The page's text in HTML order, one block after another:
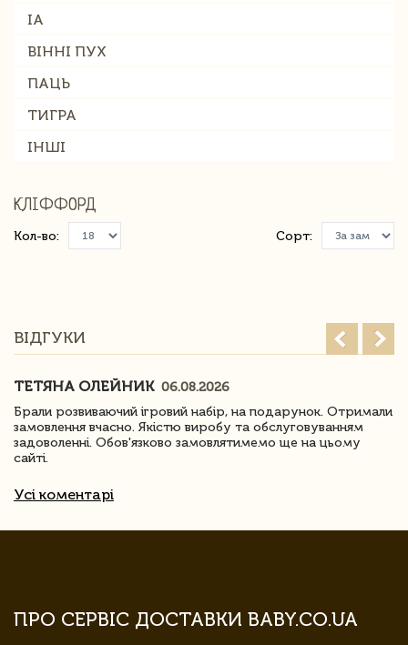
ІА
ВІННІ ПУХ
ПАЦЬ
ТИГРА
ІНШІ
КЛІФФОРД
Кол-во: Сорт:
ВІДГУКИ
ТЕТЯНА ОЛЕЙНИК 06.08.2026
Брали розвиваючий ігровий набір, на подарунок. Отримали
замовлення вчасно. Якістю виробу та обслуговуванням
задоволенні. Обов'язково замовлятимемо ще на цьому
сайті.
Усі коментарі
ПРО СЕРВІС ДОСТАВКИ BABY.CO.UA